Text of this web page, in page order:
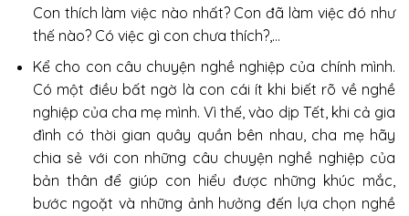
Con thích làm việc nào nhất? Con đã làm việc đó như
thế nào? Có việc gì con chưa thích?,…
Kể cho con câu chuyện nghề nghiệp của chính mình.
Có một điều bất ngờ là con cái ít khi biết rõ về nghề
nghiệp của cha mẹ mình. Vì thế, vào dịp Tết, khi cả gia
đình có thời gian quây quần bên nhau, cha mẹ hãy
chia sẻ với con những câu chuyện nghề nghiệp của
bản thân để giúp con hiểu được những khúc mắc,
bước ngoặt và những ảnh hưởng đến lựa chọn nghề